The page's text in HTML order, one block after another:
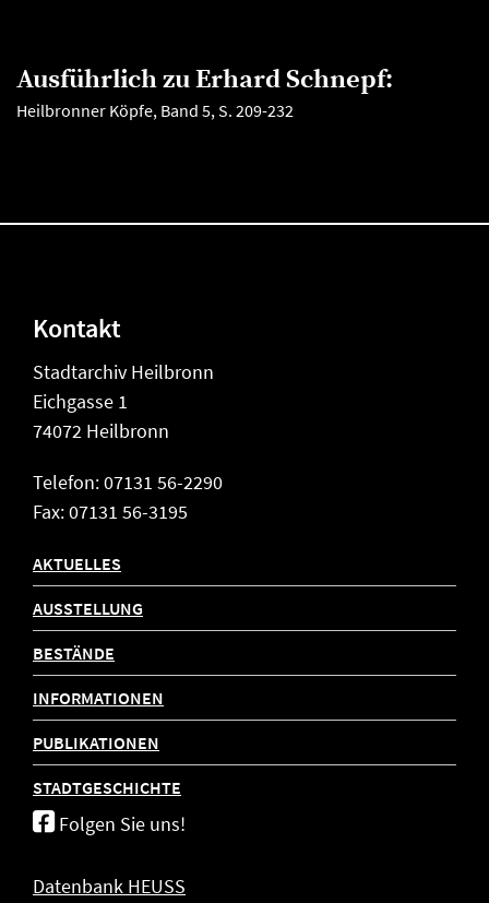
Ausführlich zu Erhard Schnepf:
Heilbronner Köpfe, Band 5, S. 209-232
Kontakt
Stadtarchiv Heilbronn
Eichgasse 1
74072 Heilbronn
Telefon: 07131 56-2290
Fax: 07131 56-3195
AKTUELLES
AUSSTELLUNG
BESTÄNDE
INFORMATIONEN
PUBLIKATIONEN
STADTGESCHICHTE
Folgen Sie uns!
Datenbank HEUSS